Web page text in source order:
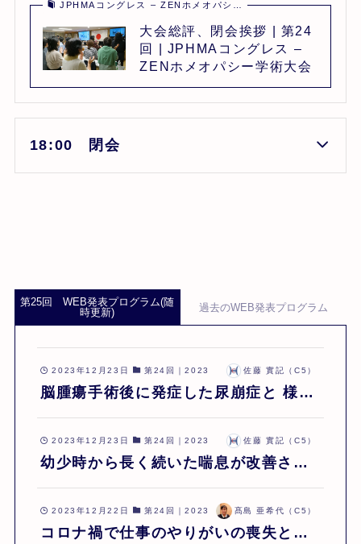
JPHMAコングレス – ZENホメオパシ…
大会総評、閉会挨拶 | 第24
回 | JPHMAコングレス –
ZENホメオパシー学術大会
18:00 閉会
第25回 WEB発表プログラム(随
時更新)
過去のWEB発表プログラム
2023年12月23日 第24回｜2023 佐藤 實記（C5）
脳腫瘍手術後に発症した尿崩症と 様々
談 | 佐藤實記 | 第24回
2023年12月23日 第24回｜2023 佐藤 實記（C5）
幼少時から長く続いた喘息が改善され
ケース | 佐藤實記 | 第24回
2023年12月22日 第24回｜2023 髙島 亜希代（C5）
コロナ禍で仕事のやりがいの喪失と流